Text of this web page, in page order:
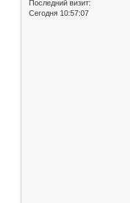
Последний визит:
Сегодня 10:57:07